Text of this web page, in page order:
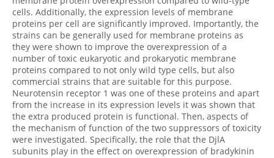
cells. Additionally, the expression levels of membrane
proteins per cell are significantly improved. Importantly, the
strains can be generally used for membrane proteins as
they were shown to improve the overexpression of a
number of toxic eukaryotic and prokaryotic membrane
proteins compared to not only wild type cells, but also
commercial strains that are suitable for this purpose.
Neurotensin receptor 1 was one of these proteins and apart
from the increase in its expression levels it was shown that
the extra produced protein is functional. Then, aspects of
the mechanism of function of the two suppressors of toxicity
were investigated. Specifically, the role that the DjlA
subunits play in the effect on overexpression of bradykinin